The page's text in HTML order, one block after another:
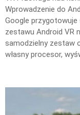
Wprowadzenie do
Google przygotowuje
zestawu Android VR
samodzielny zestaw
własny procesor,